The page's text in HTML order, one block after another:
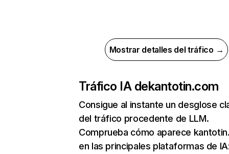
Mostrar detalles del tráfico →
Tráfico IA dekantotin.com
Consigue al instante un desglose
del tráfico procedente de LLM.
Comprueba cómo aparece
en las principales plataformas de